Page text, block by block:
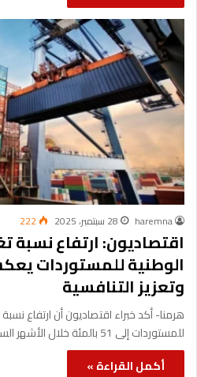
haremna 28 سبتمبر، 2025 222
اقتصاديون: ارتفاع نسبة
الوطنية للمستوردات
وتعزيز التنافسية
هرمنا- أكد خبراء اقتصاديون أن ارتفاع نسبة
للمستوردات إلى 51 بالمئة خلال الأشهر السبعة الأولى من العام…
أكمل القراءة »